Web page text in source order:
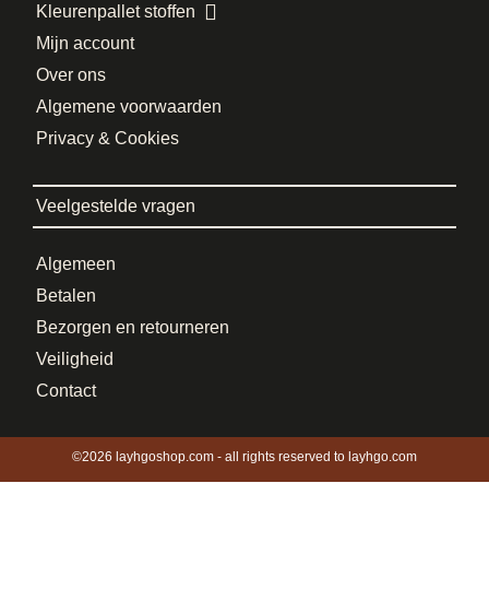
Kleurenpallet stoffen
Mijn account
Over ons
Algemene voorwaarden
Privacy & Cookies
Veelgestelde vragen
Algemeen
Betalen
Bezorgen en retourneren
Veiligheid
Contact
©2026 layhgoshop.com - all rights reserved to layhgo.com